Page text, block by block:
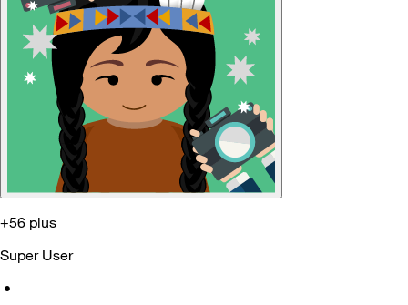
+56 plus
Super User
•